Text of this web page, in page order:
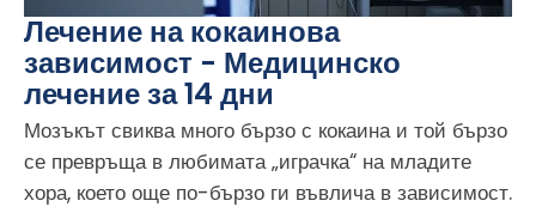
Лечение на кокаинова
зависимост - Медицинско
лечение за 14 дни
Мозъкът свиква много бързо с кокаина и той бързо
се превръща в любимата „играчка“ на младите
хора, което още по-бързо ги въвлича в зависимост.